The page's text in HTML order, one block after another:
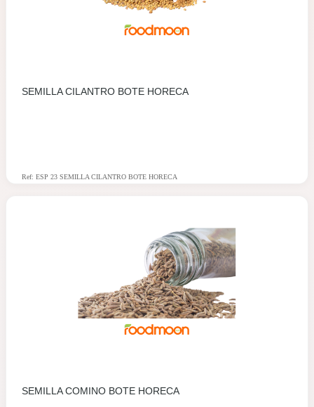
SEMILLA CILANTRO BOTE HORECA
Ref: ESP 23 SEMILLA CILANTRO BOTE HORECA
SEMILLA COMINO BOTE HORECA